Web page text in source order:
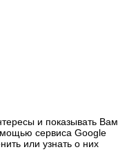
и показывать Вам
сервиса Google
или узнать о них